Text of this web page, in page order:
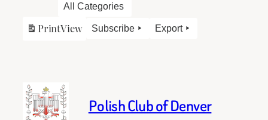
All Categories
PrintView Subscribe Export
Polish Club of Denver